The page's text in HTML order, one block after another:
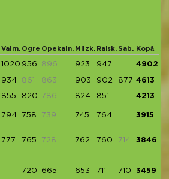
Valm. Ogre Opekaln. Milzk. Raisk. Sab. Kopā
1020 956 896 923 947 4902
934 861 863 903 902 877 4613
855 820 786 824 851 4213
794 758 739 745 764 3915
777 765 728 762 760 714 3846
720 665 653 711 710 3459